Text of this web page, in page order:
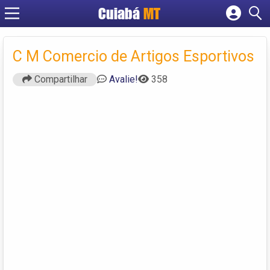
Cuiabá MT
Cadastrar empresa
Criar conta
C M Comercio de Artigos Esportivos
Compartilhar Avalie! 358